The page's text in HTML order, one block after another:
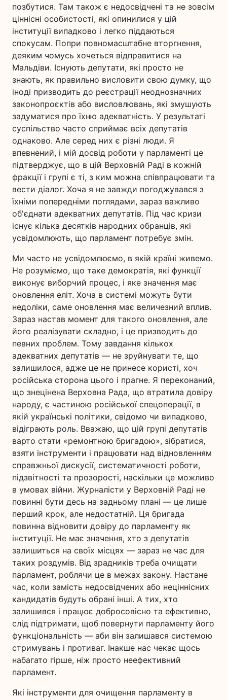
позбутися. Там також є недосвідчені та не зовсім
ціннісні особистості, які опинилися у цій
інституції випадково і легко піддаються
спокусам. Попри повномасштабне вторгнення,
деяким чомусь хочеться відправитися на
Мальдіви. Існують депутати, які просто не
знають, як правильно висловити свою думку, що
іноді призводить до реєстрації неоднозначних
законопроєктів або висловлювань, які змушують
задуматися про їхню адекватність. У результаті
суспільство часто сприймає всіх депутатів
однаково. Але серед них є різні люди. Я
впевнений, і мій досвід роботи у парламенті це
підтверджує, що в цій Верховній Раді в кожній
фракції і групі є ті, з ким можна співпрацювати та
вести діалог. Хоча я не завжди погоджувався з
їхніми попередніми поглядами, зараз важливо
об'єднати адекватних депутатів. Під час кризи
існує кілька десятків народних обранців, які
усвідомлюють, що парламент потребує змін.
Ми часто не усвідомлюємо, в якій країні живемо.
Не розуміємо, що таке демократія, які функції
виконує виборчий процес, і яке значення має
оновлення еліт. Хоча в системі можуть бути
недоліки, саме оновлення має величезний вплив.
Зараз настав момент для такого оновлення, але
його реалізувати складно, і це призводить до
певних проблем. Тому завдання кількох
адекватних депутатів — не зруйнувати те, що
залишилося, адже це не принесе користі, хоч
російська сторона цього і прагне. Я переконаний,
що знецінена Верховна Рада, що втратила довіру
народу, є частиною російської спецоперації, в
якій українські політики, свідомо чи випадково,
відіграють роль. Вважаю, що цій групі депутатів
варто стати «ремонтною бригадою», зібратися,
взяти інструменти і працювати над відновленням
справжньої дискусії, систематичності роботи,
підзвітності та прозорості, наскільки це можливо
в умовах війни. Журналісти у Верховній Раді не
повинні бути десь на задньому плані — це лише
перший крок, але недостатній. Ця бригада
повинна відновити довіру до парламенту як
інституції. Не має значення, хто з депутатів
залишиться на своїх місцях — зараз не час для
таких роздумів. Від зрадників треба очищати
парламент, роблячи це в межах закону. Настане
час, коли замість недосвідчених або неціннісних
кандидатів будуть обрані інші. А тих, хто
залишився і працює добросовісно та ефективно,
слід підтримати, щоб повернути парламенту його
функціональність — аби він залишався системою
стримувань і противаг. Інакше нас чекає щось
набагато гірше, ніж просто неефективний
парламент.
Які інструменти для очищення парламенту в